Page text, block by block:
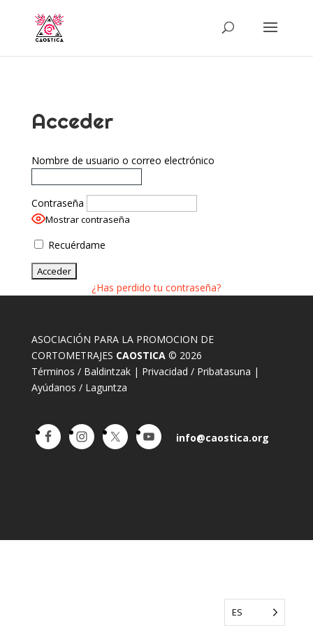
Acceder
Nombre de usuario o correo electrónico
Contraseña
Mostrar contraseña
Recuérdame
¿Has perdido tu contraseña?
ASOCIACIÓN PARA LA PROMOCION DE
CORTOMETRAJES CAOSTICA© 2026
Términos / Baldintzak| Privacidad / Pribatasuna |
Ayúdanos / Laguntza
info@caostica.org
ES